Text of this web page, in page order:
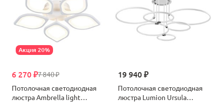
Акция 20%
7 840 ₽
6 270 ₽
Потолочная светодиодная
люстра Ambrella light
19 940 ₽
Потолочная светодиодная
люстра Lumion Ursula